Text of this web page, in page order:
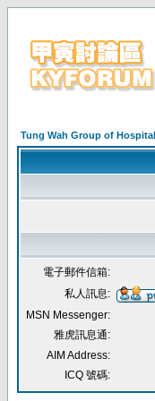
Tung Wah Group of
電子郵件信箱:
私人訊息:
MSN Messenger:
雅虎訊息通:
AIM Address:
ICQ 號碼: